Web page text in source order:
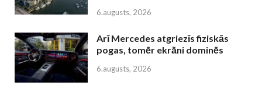
6.augusts, 2026
Arī Mercedes atgriezīs fiziskās
pogas, tomēr ekrāni dominēs
6.augusts, 2026